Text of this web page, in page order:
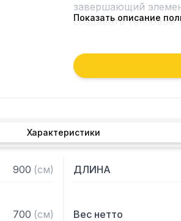
завершающий
создавать тепловые
питания, что
кухне.
Особенности:
— Имеет
Показать описание
Характеристики
900 (см) ДЛИНА
700 (см) Вес нетто